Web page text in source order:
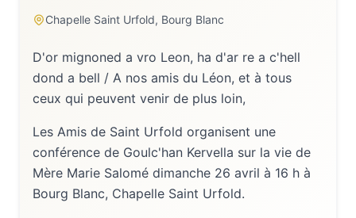
Chapelle Saint Urfold, Bourg Blanc
D'or mignoned a vro Leon, ha d'ar re a c'hell
dond a bell / A nos amis du Léon, et à tous
ceux qui peuvent venir de plus loin,
Les Amis de Saint Urfold organisent une
conférence de Goulc'han Kervella sur la vie de
Mère Marie Salomé dimanche 26 avril à 16 h à
Bourg Blanc, Chapelle Saint Urfold.